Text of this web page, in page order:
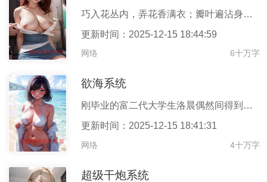
巧入花丛内，弄花香满衣；瓣叶遍沾身，红尘事无休！徐展凌，原本只
更新时间：2025-12-15 18:44:59
网络 6十万字
欲海系统
刚毕业的富二代大学生洛晨偶然间得到了一个名叫【欲海】的系统，再
更新时间：2025-12-15 18:41:31
网络 4十万字
超级干炮系统